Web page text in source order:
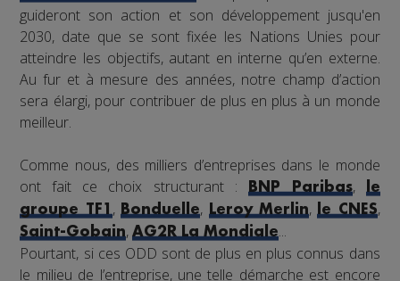
guideront son action et son développement jusqu'en
2030, date que se sont fixée les Nations Unies pour
atteindre les objectifs, autant en interne qu’en externe.
Au fur et à mesure des années, notre champ d’action
sera élargi, pour contribuer de plus en plus à un monde
meilleur.
Comme nous, des milliers d’entreprises dans le monde
ont fait ce choix structurant :
BNP Paribas,
le
groupe TF1,Bonduelle, Leroy Merlin,le CNES,
Saint-Gobain,AG2R La Mondiale...
Pourtant, si ces ODD sont de plus en plus connus dans
le milieu de l’entreprise, une telle démarche est encore